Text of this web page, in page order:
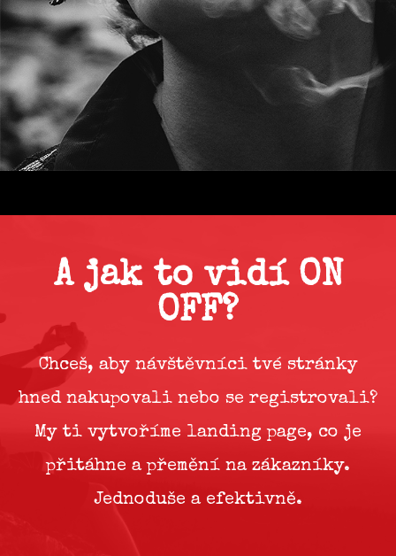
A jak to vidí ON
OFF?
Chceš, aby návštěvníci tvé stránky
hned nakupovali nebo se registrovali?
My ti vytvoříme landing page, co je
přitáhne a přemění na zákazníky.
Jednoduše a efektivně.